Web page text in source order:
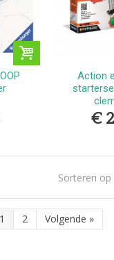
Action
€
Sorteren op
1 2 Volgende »